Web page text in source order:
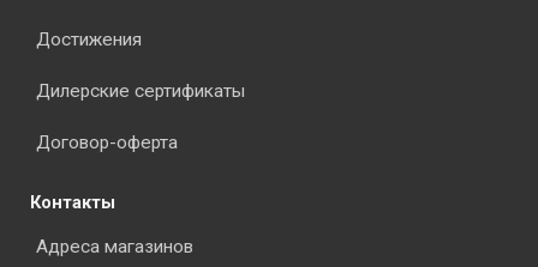
Достижения
Дилерские сертификаты
Договор-оферта
Контакты
Адреса магазинов